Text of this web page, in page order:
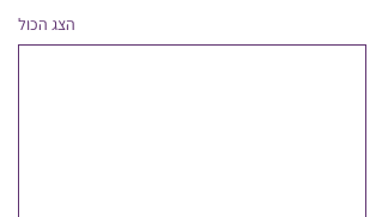
הצג הכול